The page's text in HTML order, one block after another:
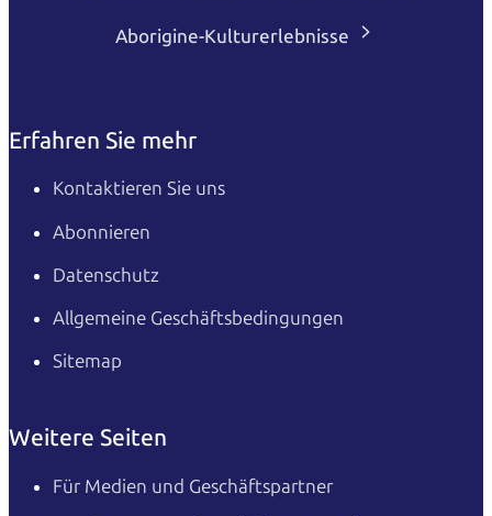
Aborigine-Kulturerlebnisse
Erfahren Sie mehr
Kontaktieren Sie uns
Abonnieren
Datenschutz
Allgemeine Geschäftsbedingungen
Sitemap
Weitere Seiten
Für Medien und Geschäftspartner